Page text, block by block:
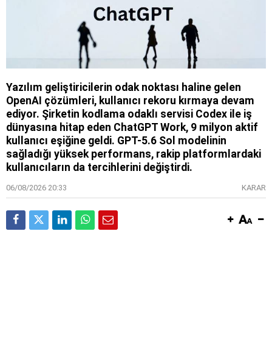
Yazılım geliştiricilerin odak noktası haline gelen
OpenAI çözümleri, kullanıcı rekoru kırmaya devam
ediyor. Şirketin kodlama odaklı servisi Codex ile iş
dünyasına hitap eden ChatGPT Work, 9 milyon aktif
kullanıcı eşiğine geldi. GPT-5.6 Sol modelinin
sağladığı yüksek performans, rakip platformlardaki
kullanıcıların da tercihlerini değiştirdi.
06/08/2026 20:33 KARAR